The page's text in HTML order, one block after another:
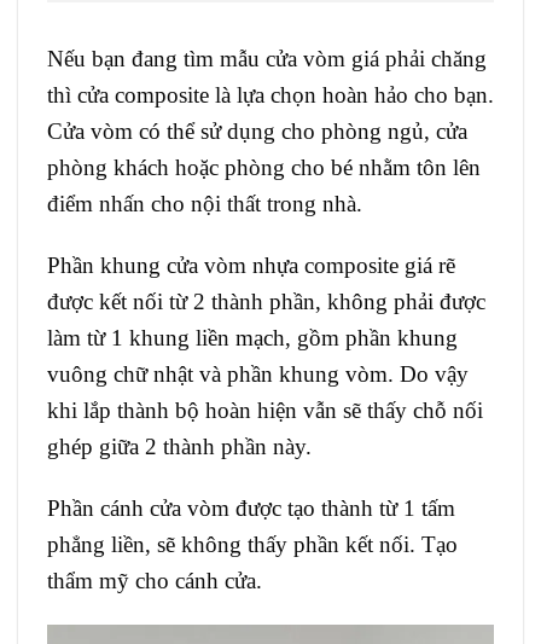
Nếu bạn đang tìm mẫu cửa vòm giá phải chăng
thì cửa composite là lựa chọn hoàn hảo cho bạn.
Cửa vòm có thể sử dụng cho phòng ngủ, cửa
phòng khách hoặc phòng cho bé nhằm tôn lên
điểm nhấn cho nội thất trong nhà.
Phần khung cửa vòm nhựa composite giá rẽ
được kết nối từ 2 thành phần, không phải được
làm từ 1 khung liền mạch, gồm phần khung
vuông chữ nhật và phần khung vòm. Do vậy
khi lắp thành bộ hoàn hiện vẫn sẽ thấy chỗ nối
ghép giữa 2 thành phần này.
Phần cánh cửa vòm được tạo thành từ 1 tấm
phẳng liền, sẽ không thấy phần kết nối. Tạo
thẩm mỹ cho cánh cửa.